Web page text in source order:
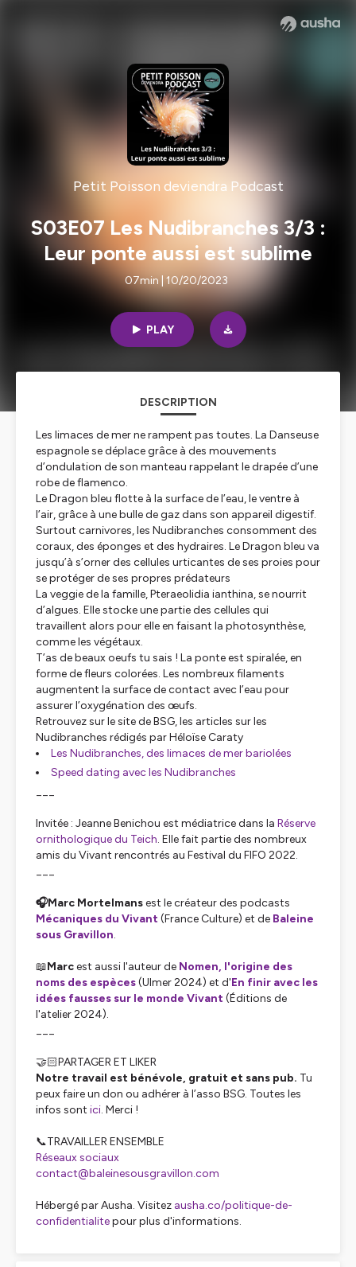
Petit Poisson deviendra Podcast
S03E07 Les Nudibranches 3/3 :
Leur ponte aussi est sublime
07min | 10/20/2023
PLAY
DESCRIPTION
Les limaces de mer ne rampent pas toutes. La Danseuse
espagnole se déplace grâce à des mouvements
d’ondulation de son manteau rappelant le drapée d’une
robe de flamenco.
Le Dragon bleu flotte à la surface de l’eau, le ventre à
l’air, grâce à une bulle de gaz dans son appareil digestif.
Surtout carnivores, les Nudibranches consomment des
coraux, des éponges et des hydraires. Le Dragon bleu va
jusqu’à s’orner des cellules urticantes de ses proies pour
se protéger de ses propres prédateurs
La veggie de la famille,Pteraeolidia ianthina, se nourrit
d’algues. Elle stocke une partie des cellules qui
travaillent alors pour elle en faisant la photosynthèse,
comme les végétaux.
T’as de beaux oeufs tu sais ! La ponte est spiralée, en
forme de fleurs colorées. Les nombreux filaments
augmentent la surface de contact avec l’eau pour
assurer l’oxygénation des œufs.
Retrouvez sur le site de BSG, les articles sur les
Nudibranches rédigés par Héloïse Caraty
Les Nudibranches, des limaces de mer bariolées
Speed dating avec les Nudibranches
Invitée : Jeanne Benichou est médiatrice dans la Réserve
ornithologique du Teich. Elle fait partie des nombreux
amis du Vivant rencontrés au Festival du FIFO 2022.
🎧Marc Mortelmansest le créateur des podcasts
Mécaniques du Vivant(France Culture) et de Baleine
sous Gravillon.
📖Marcest aussi l'auteur de Nomen, l'origine des
noms des espèces(Ulmer 2024) et d'En finir avec les
idées fausses sur le monde Vivant(Éditions de
l'atelier 2024).
🤝🏻PARTAGER ET LIKER
Notre travail est bénévole, gratuit et sans pub. Tu
peux faire un don ou adhérer à l’asso BSG. Toutes les
infos sont ici. Merci !
📞TRAVAILLER ENSEMBLE
Réseaux sociaux
contact@baleinesousgravillon.com
Hébergé par Ausha. Visitez ausha.co/politique-de-
confidentialitepour plus d'informations.